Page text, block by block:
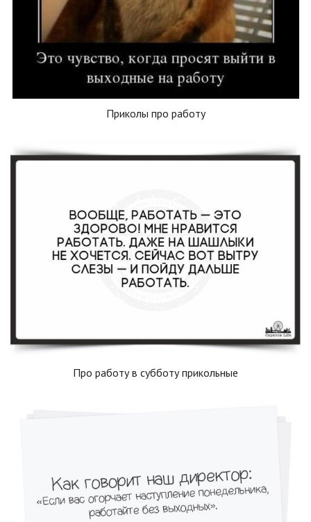
Приколы про работу
Про работу в субботу прикольные